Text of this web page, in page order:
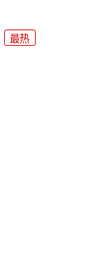
最热